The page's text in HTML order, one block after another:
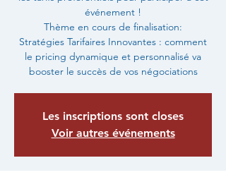
événement !
Thème en cours de finalisation:
Stratégies Tarifaires Innovantes : comment
le pricing dynamique et personnalisé va
booster le succès de vos négociations
Les inscriptions sont closes
Voir autres événements